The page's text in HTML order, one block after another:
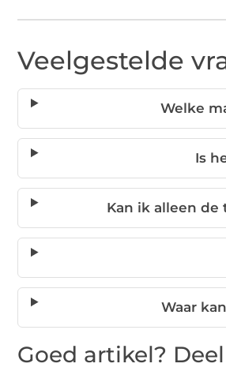
Veelgestelde
Welke
Is
Kan ik alleen
Waar
Goed artikel?